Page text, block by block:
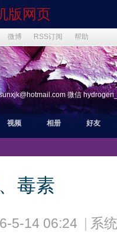
版网页
微博 RSS订阅 帮助
微信
视频 相册 好友
毒素
5-14 06:24 系